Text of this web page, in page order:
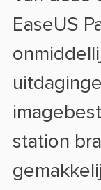
EaseUS
station